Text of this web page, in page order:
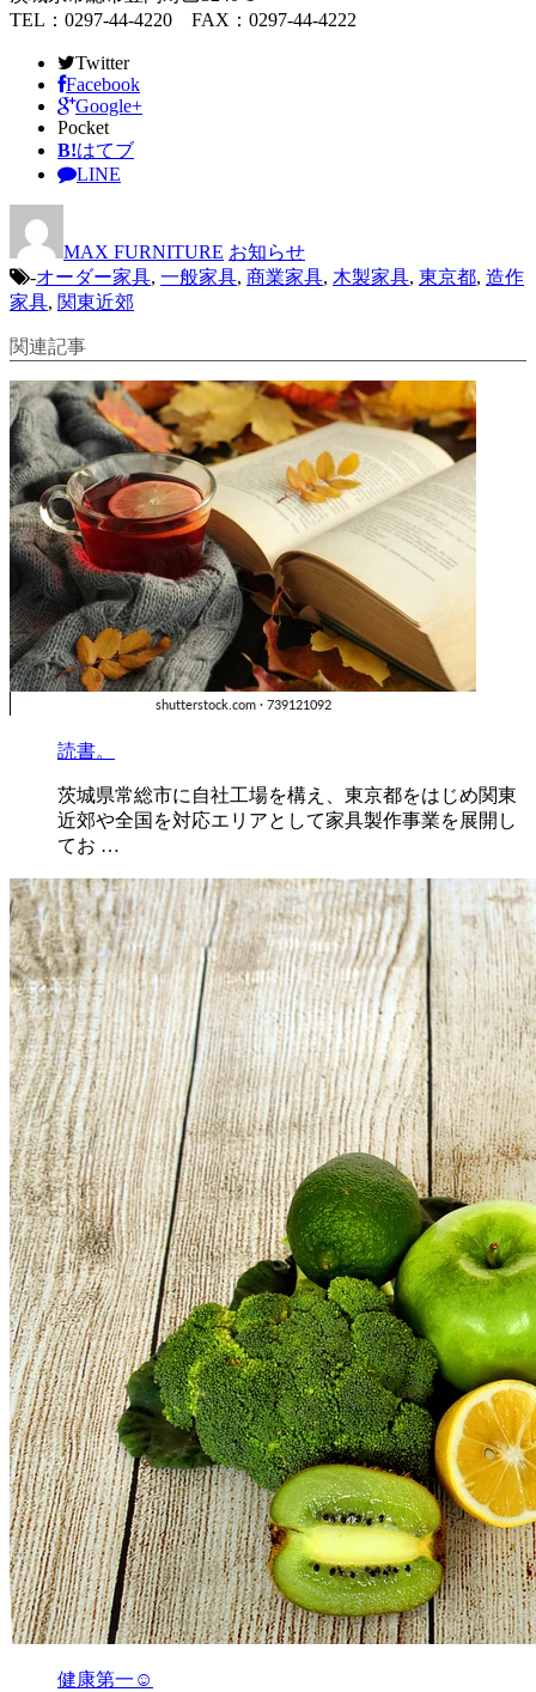
TEL：0297-44-4220 FAX：0297-44-4222
Twitter
Facebook
Google+
Pocket
B!はてブ
LINE
MAX FURNITURE お知らせ
-オーダー家具, 一般家具, 商業家具, 木製家具, 東京都, 造作
家具, 関東近郊
関連記事
読書。
茨城県常総市に自社工場を構え、東京都をはじめ関東
近郊や全国を対応エリアとして家具製作事業を展開し
てお …
健康第一☺